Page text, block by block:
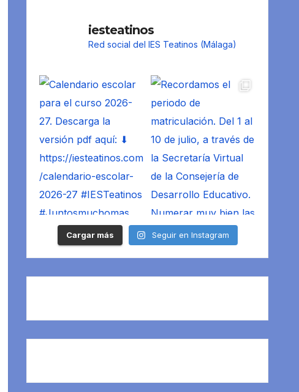
iesteatinos
Red social del IES Teatinos (Málaga)
Cargar más Seguir en Instagram